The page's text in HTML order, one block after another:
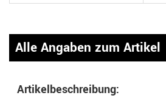
Alle Angaben zum Artikel
Artikelbeschreibung: